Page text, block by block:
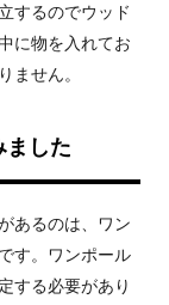
するのでウッド
に物を入れてお
ません。
ました
あるのは、ワン
す。ワンポール
する必要があり